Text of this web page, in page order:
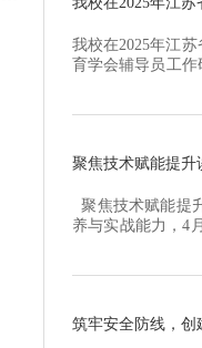
我校在2025年江
育学会辅导员工作
聚焦技术赋能提
聚焦技术赋能提
养与实战能力，4
筑牢安全防线，